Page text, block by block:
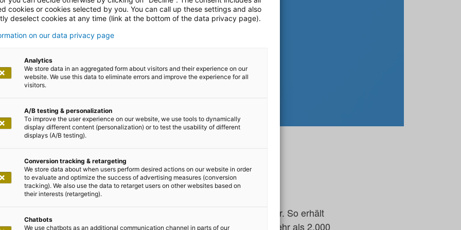
Administration mit GenAI
geht immer mit einer steigenden Anzahl von Prozessen einher. So erhält
(BayernLB) für die Abwicklung von Kredittransaktionen täglich mehr als 2.000
cookies or cookies selected by you. You can call up these settings and also
deselect cookies at any time (link at the bottom of the data privacy page).
on our data privacy page
Analytics
We store data in an aggregated form about visitors and their experience on our
website. We use this data to eliminate errors and improve the experience for all
visitors.
A/B testing & personalization
To improve the user experience on our website, we use tools to dynamically
display different content (personalization) or to test the usability of different
displays (A/B testing).
Conversion tracking & retargeting
We store data about when users perform desired actions on our website in order
to evaluate and optimize the success of advertising measures (conversion
tracking). We also use the data to retarget users on other websites based on
their interests (retargeting).
Chatbots
We use chatbots as an additional communication channel in parts of our